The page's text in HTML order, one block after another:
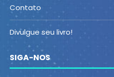
Contato
Divulgue seu livro!
SIGA-NOS